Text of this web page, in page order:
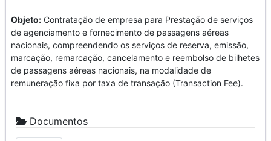
Objeto: Contratação de empresa para Prestação de serviços
de agenciamento e fornecimento de passagens aéreas
nacionais, compreendendo os serviços de reserva, emissão,
marcação, remarcação, cancelamento e reembolso de bilhetes
de passagens aéreas nacionais, na modalidade de
remuneração fixa por taxa de transação (Transaction Fee).
Documentos